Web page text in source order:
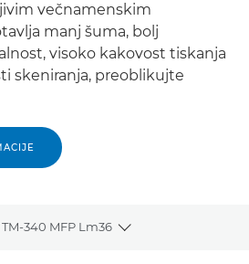
večnamenskim
manj šuma, bolj
visoko kakovost tiskanja
skeniranja, preoblikujte
340 MFP Lm36
Toggle